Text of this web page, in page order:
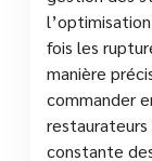
fois les
manière
commander
constante